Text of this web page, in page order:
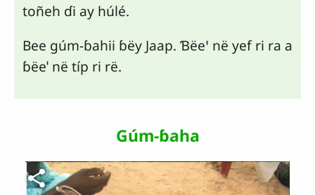
toñeh ɗi ay húlé.
Bee gúm-ɓahii ɓëy Jaap. Ɓëeꞌ në yef ri ra a
ɓëeˈ në típ ri rë.
Fichier vidéo
Gúm-ɓaha